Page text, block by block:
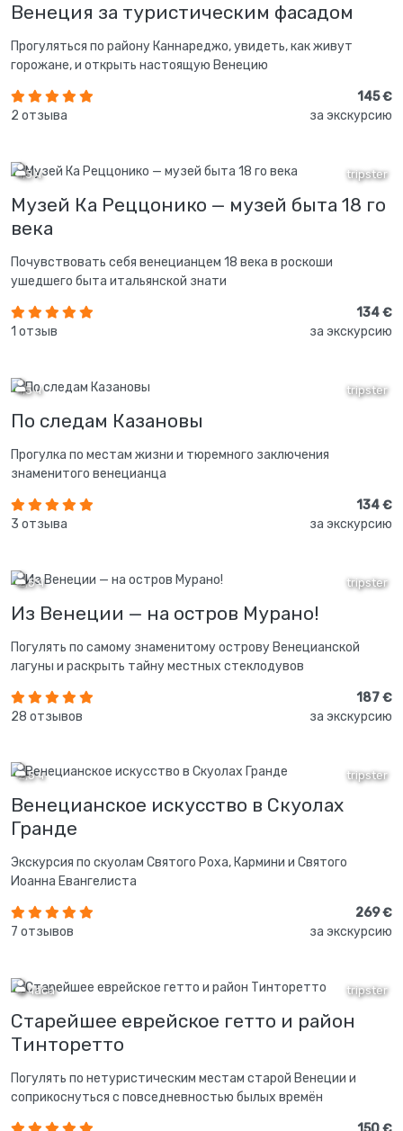
Венеция за туристическим фасадом
Прогуляться по району Каннареджо, увидеть, как живут
горожане, и открыть настоящую Венецию
2 отзыва
145 €
за экскурсию
tripster
1,5 ч
Музей Ка Реццонико — музей быта 18 го
века
Почувствовать себя венецианцем 18 века в роскоши
ушедшего быта итальянской знати
1 отзыв
134 €
за экскурсию
tripster
1,5 ч
По следам Казановы
Прогулка по местам жизни и тюремного заключения
знаменитого венецианца
3 отзыва
134 €
за экскурсию
tripster
2,5 ч
Из Венеции — на остров Мурано!
Погулять по самому знаменитому острову Венецианской
лагуны и раскрыть тайну местных стеклодувов
28 отзывов
187 €
за экскурсию
tripster
2,5 ч
Венецианское искусство в Скуолах
Гранде
Экскурсия по скуолам Святого Роха, Кармини и Святого
Иоанна Евангелиста
7 отзывов
269 €
за экскурсию
tripster
2 часа
Старейшее еврейское гетто и район
Тинторетто
Погулять по нетуристическим местам старой Венеции и
соприкоснуться с повседневностью былых времён